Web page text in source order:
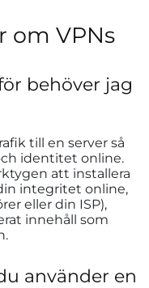
om VPNs
behöver jag
till en server så
identitet online.
att installera
integritet online,
eller din ISP),
innehåll som
använder en